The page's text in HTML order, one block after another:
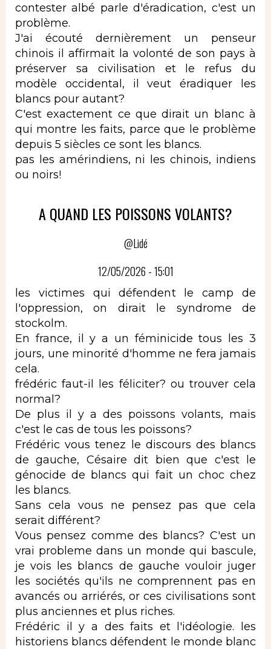
contester albé parle d'éradication, c'est un
problème.
J'ai écouté dernièrement un penseur
chinois il affirmait la volonté de son pays à
préserver sa civilisation et le refus du
modèle occidental, il veut éradiquer les
blancs pour autant?
C'est exactement ce que dirait un blanc à
qui montre les faits, parce que le problème
depuis 5 siècles ce sont les blancs.
pas les amérindiens, ni les chinois, indiens
ou noirs!
A QUAND LES POISSONS VOLANTS?
@Lidé
12/05/2026 - 15:01
les victimes qui défendent le camp de
l'oppression, on dirait le syndrome de
stockolm.
En france, il y a un féminicide tous les 3
jours, une minorité d'homme ne fera jamais
cela.
frédéric faut-il les féliciter? ou trouver cela
normal?
De plus il y a des poissons volants, mais
c'est le cas de tous les poissons?
Frédéric vous tenez le discours des blancs
de gauche, Césaire dit bien que c'est le
génocide de blancs qui fait un choc chez
les blancs.
Sans cela vous ne pensez pas que cela
serait différent?
Vous pensez comme des blancs? C'est un
vrai probleme dans un monde qui bascule,
je vois les blancs de gauche vouloir juger
les sociétés qu'ils ne comprennent pas en
avancés ou arriérés, or ces civilisations sont
plus anciennes et plus riches.
Frédéric il y a des faits et l'idéologie. les
historiens blancs défendent le monde blanc